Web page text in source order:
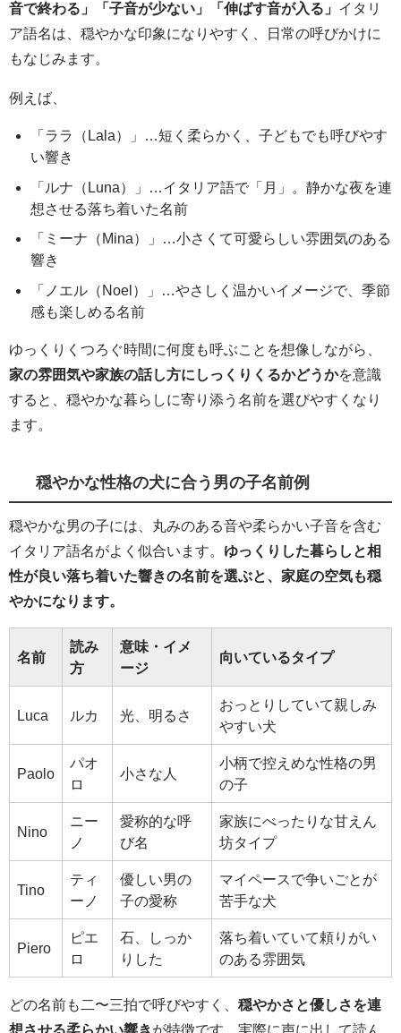
音で終わる」「子音が少ない」「伸ばす音が入る」 イタリ
ア語名は、穏やかな印象になりやすく、日常の呼びかけに
もなじみます。
例えば、
「ララ（Lala）」…短く柔らかく、子どもでも呼びやす
い響き
「ルナ（Luna）」…イタリア語で「月」。静かな夜を連
想させる落ち着いた名前
「ミーナ（Mina）」…小さくて可愛らしい雰囲気のある
響き
「ノエル（Noel）」…やさしく温かいイメージで、季節
感も楽しめる名前
ゆっくりくつろぐ時間に何度も呼ぶことを想像しながら、
家の雰囲気や家族の話し方にしっくりくるかどうかを意識
すると、穏やかな暮らしに寄り添う名前を選びやすくなり
ます。
穏やかな性格の犬に合う男の子名前例
穏やかな男の子には、丸みのある音や柔らかい子音を含む
イタリア語名がよく似合います。 ゆっくりした暮らしと相
性が良い落ち着いた響きの名前を選ぶと、家庭の空気も穏
やかになります。
名前
読み
方
意味・イメ
ージ
向いているタイプ
Luca ルカ 光、明るさ
おっとりしていて親しみ
やすい犬
Paolo
パオ
ロ
小さな人
小柄で控えめな性格の男
の子
Nino
ニー
ノ
愛称的な呼
び名
家族にべったりな甘えん
坊タイプ
Tino
ティ
ーノ
優しい男の
子の愛称
マイペースで争いごとが
苦手な犬
Piero
ピエ
ロ
石、しっか
りした
落ち着いていて頼りがい
のある雰囲気
どの名前も二〜三拍で呼びやすく、 穏やかさと優しさを連
想させる柔らかい響きが特徴です。実際に声に出して読ん